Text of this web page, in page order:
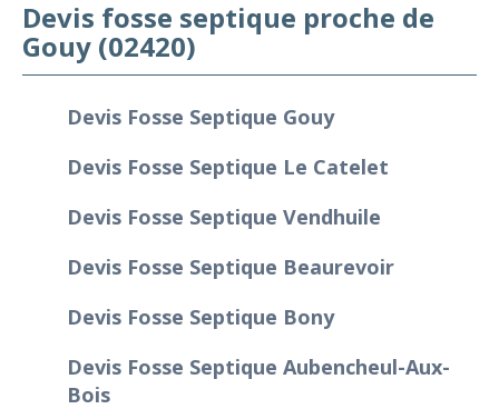
Devis fosse septique proche de
Gouy (02420)
Devis Fosse Septique Gouy
Devis Fosse Septique Le Catelet
Devis Fosse Septique Vendhuile
Devis Fosse Septique Beaurevoir
Devis Fosse Septique Bony
Devis Fosse Septique Aubencheul-Aux-
Bois